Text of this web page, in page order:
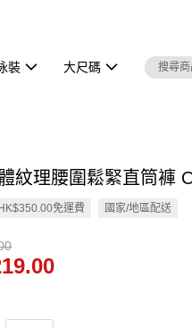
裝 大尺碼
紋理腰圍鬆緊直筒褲
免運費 國家/地區配送